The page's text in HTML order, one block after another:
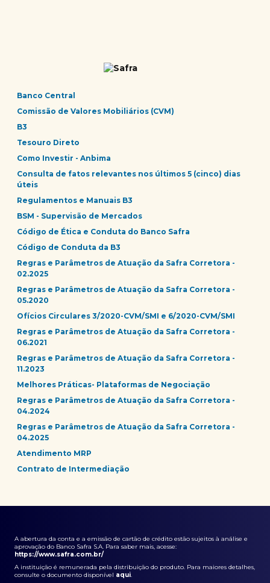
Banco Central
Comissão de Valores Mobiliários (CVM)
B3
Tesouro Direto
Como Investir - Anbima
Consulta de fatos relevantes nos últimos 5 (cinco) dias
úteis
Regulamentos e Manuais B3
BSM - Supervisão de Mercados
Código de Ética e Conduta do Banco Safra
Código de Conduta da B3
Regras e Parâmetros de Atuação da Safra Corretora -
02.2025
Regras e Parâmetros de Atuação da Safra Corretora -
05.2020
Ofícios Circulares 3/2020-CVM/SMI e 6/2020-CVM/SMI
Regras e Parâmetros de Atuação da Safra Corretora -
06.2021
Regras e Parâmetros de Atuação da Safra Corretora -
11.2023
Melhores Práticas- Plataformas de Negociação
Regras e Parâmetros de Atuação da Safra Corretora -
04.2024
Regras e Parâmetros de Atuação da Safra Corretora -
04.2025
Atendimento MRP
Contrato de Intermediação
A abertura da conta e a emissão de cartão de crédito estão sujeitos à análise e
aprovação do Banco Safra S.A. Para saber mais, acesse:
https://www.safra.com.br/
A instituição é remunerada pela distribuição do produto. Para maiores detalhes,
consulte o documento disponível aqui.